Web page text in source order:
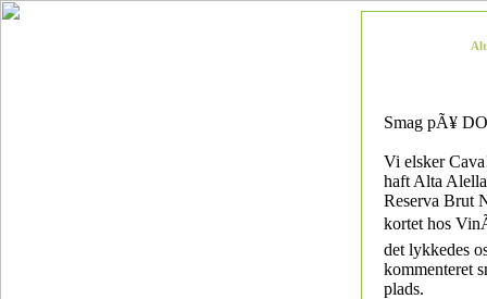
Smag pÃ¥
Vi elsker
haft Alta
Reserva Brut
kortet hos
det lykkedes
kommenteret
plads.